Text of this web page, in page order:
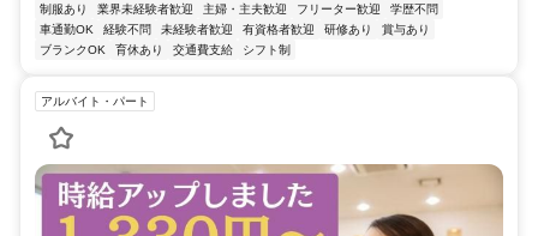
制服あり 業界未経験者歓迎 主婦・主夫歓迎 フリーター歓迎
学歴不問
車通勤OK
経験不問 未経験者歓迎 有資格者歓迎 研修あり
賞与あり
ブランクOK
育休あり 交通費支給 シフト制
アルバイト・パート